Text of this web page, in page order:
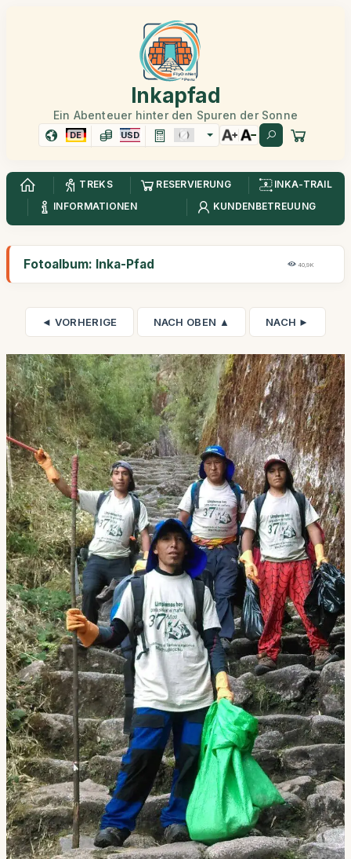
Inkapfad
Ein Abenteuer hinter den Spuren der Sonne
DE USD
TREKS RESERVIERUNG
INKA-TRAIL
INFORMATIONEN
KUNDENBETREUUNG
Fotoalbum: Inka-Pfad 40,9K
◄ VORHERIGE NACH OBEN ▲ NACH ►